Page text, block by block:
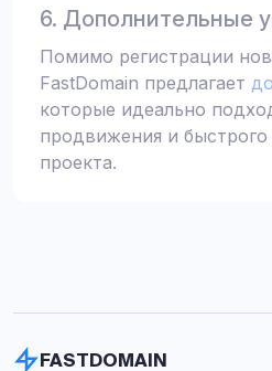
6. Дополнительные
Помимо регистрации
FastDomain предлагает
которые идеально
продвижения и быстрого
проекта.
FASTDOMAIN